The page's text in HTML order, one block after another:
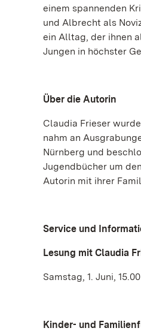
einem spannenden
und Albrecht als
ein Alltag, der ihnen
Jungen in höchster
Über die Autorin
Claudia Frieser
nahm an
Nürnberg und
Jugendbücher um
Autorin mit ihrer
Service und
Lesung mit Claudia
Samstag, 1. Juni,
Kinder- und